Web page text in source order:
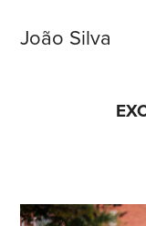
João Silva